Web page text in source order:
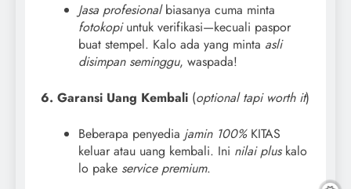
Jasa profesionalbiasanya cuma minta
fotokopiuntuk verifikasi—kecuali paspor
buat stempel. Kalo ada yang minta asli
disimpan seminggu, waspada!
6. Garansi Uang Kembali (optional tapi worth it)
Beberapa penyedia jamin 100%KITAS
keluar atau uang kembali. Ini nilai pluskalo
lo pake service premium.